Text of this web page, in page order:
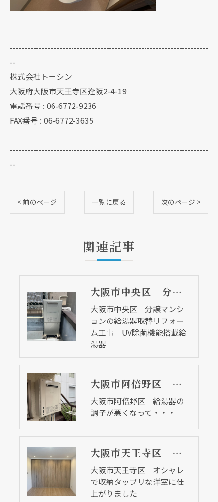
--------------------------------------------------------------------
--
株式会社トーシン
大阪府大阪市天王寺区逢阪2-4-19
電話番号 : 06-6772-9236
FAX番号 : 06-6772-3635
--------------------------------------------------------------------
--
< 前のページ 一覧に戻る 次のページ >
関連記事
大阪市中央区 分譲マンションの給湯器取替リフォーム工事 UV除菌機能搭載給湯器
大阪市中央区 分譲マンシ
ョンの給湯器取替リフォー
ム工事 UV除菌機能搭載給
湯器
大阪市阿倍野区 給湯器の調子が悪くなって・・・
大阪市阿倍野区 給湯器の
調子が悪くなって・・・
大阪市天王寺区 オシャレで収納タップリな洋室に仕上がりました
大阪市天王寺区 オシャレ
で収納タップリな洋室に仕
上がりました